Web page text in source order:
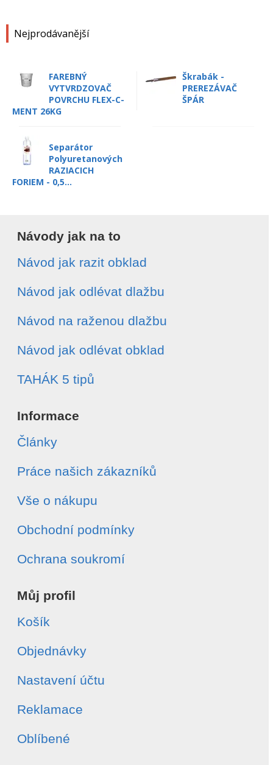
Nejprodávanější
FAREBNÝ
VYTVRDZOVAČ
POVRCHU FLEX-C-
MENT 26KG
Škrabák -
PREREZÁVAČ
ŠPÁR
Separátor
Polyuretanových
RAZIACICH
FORIEM - 0,5...
Návody jak na to
Návod jak razit obklad
Návod jak odlévat dlažbu
Návod na raženou dlažbu
Návod jak odlévat obklad
TAHÁK 5 tipů
Informace
Články
Práce našich zákazníků
Vše o nákupu
Obchodní podmínky
Ochrana soukromí
Můj profil
Košík
Objednávky
Nastavení účtu
Reklamace
Oblíbené